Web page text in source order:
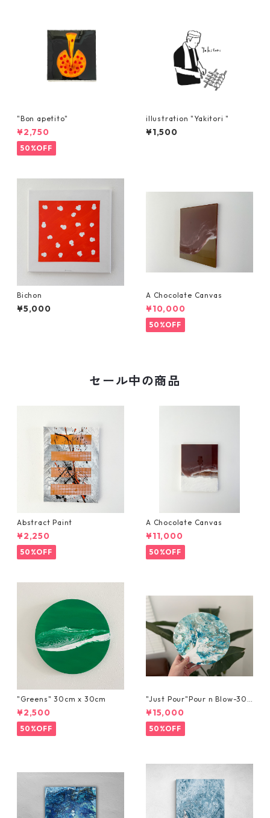
"Bon apetito"
¥2,750
50%OFF
illustration "Yakitori "
¥1,500
Bichon
¥5,000
A Chocolate Canvas
¥10,000
50%OFF
セール中の商品
Abstract Paint
¥2,250
50%OFF
A Chocolate Canvas
¥11,000
50%OFF
"Greens" 30cm x 30cm
¥2,500
50%OFF
"Just Pour"Pour n Blow-30c
m x 30cm
¥15,000
50%OFF